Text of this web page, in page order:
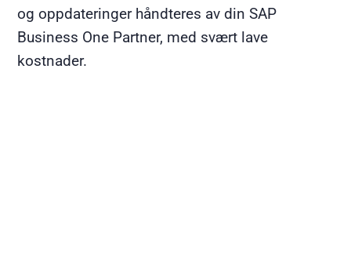
og oppdateringer håndteres av din SAP
Business One Partner, med svært lave
kostnader.